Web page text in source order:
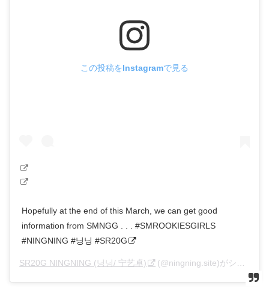
この投稿をInstagramで見る
Hopefully at the end of this March, we can get good
information from SMNGG . . . #SMROOKIESGIRLS
#NINGNING #닝닝 #SR20G
SR20G NINGNING (닝닝/ 宁艺卓) (@ningning.site)がシェアした投稿 –